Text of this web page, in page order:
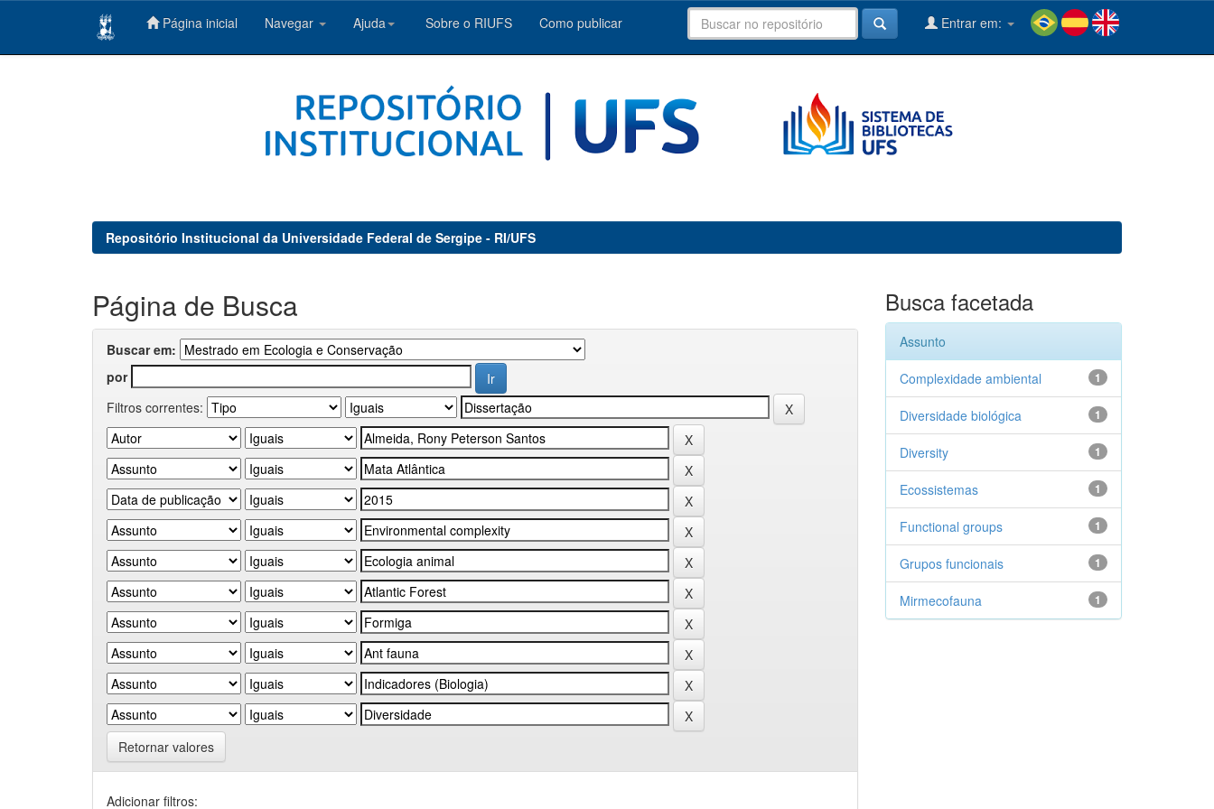
Página inicial Navegar Ajuda Sobre o RIUFS Como publicar Entrar em:
Repositório Institucional da Universidade Federal de Sergipe - RI/UFS
Página de Busca
Buscar em:
por
Filtros correntes:
Retornar valores
Adicionar filtros:
Busca facetada
Assunto
1
Complexidade ambiental
1
Diversidade biológica
1
Diversity
1
Ecossistemas
1
Functional groups
1
Grupos funcionais
1
Mirmecofauna